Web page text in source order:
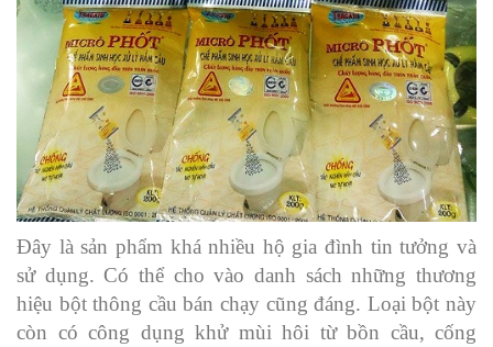
Đây là sản phẩm khá nhiều hộ gia đình tin tưởng và
sử dụng. Có thể cho vào danh sách những thương
hiệu bột thông cầu bán chạy cũng đáng. Loại bột này
còn có công dụng khử mùi hôi từ bồn cầu, cống